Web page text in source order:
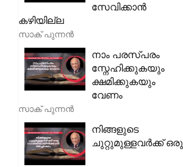
സേവിക്കാൻ
കഴിയില്ല
സാക് പുന്നൻ
നാം പരസ്പരം
സ്നേഹിക്കുകയും
ക്ഷമിക്കുകയും
വേണം
സാക് പുന്നൻ
നിങ്ങളുടെ
ചുറ്റുമുള്ളവർക്ക് ഒരു